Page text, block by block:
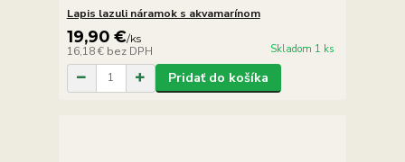
Lapis lazuli náramok s akvamarínom
19,90 €/ks
16,18 € bez DPH Skladom 1 ks
Pridať do košíka